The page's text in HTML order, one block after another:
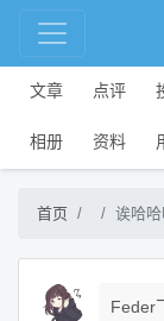
文章 点评
相册 资料
首页 诶哈哈
Feder